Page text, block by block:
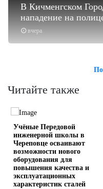
вчера
В Кичменгском
нападение на
Читайте также
Учёные Передовой
инженерной школы в
Череповце осваивают
возможности нового
оборудования для
повышения качества и
эксплуатационных
характеристик сталей